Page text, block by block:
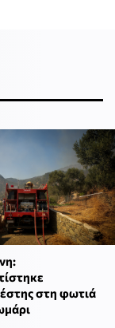
στη φωτιά